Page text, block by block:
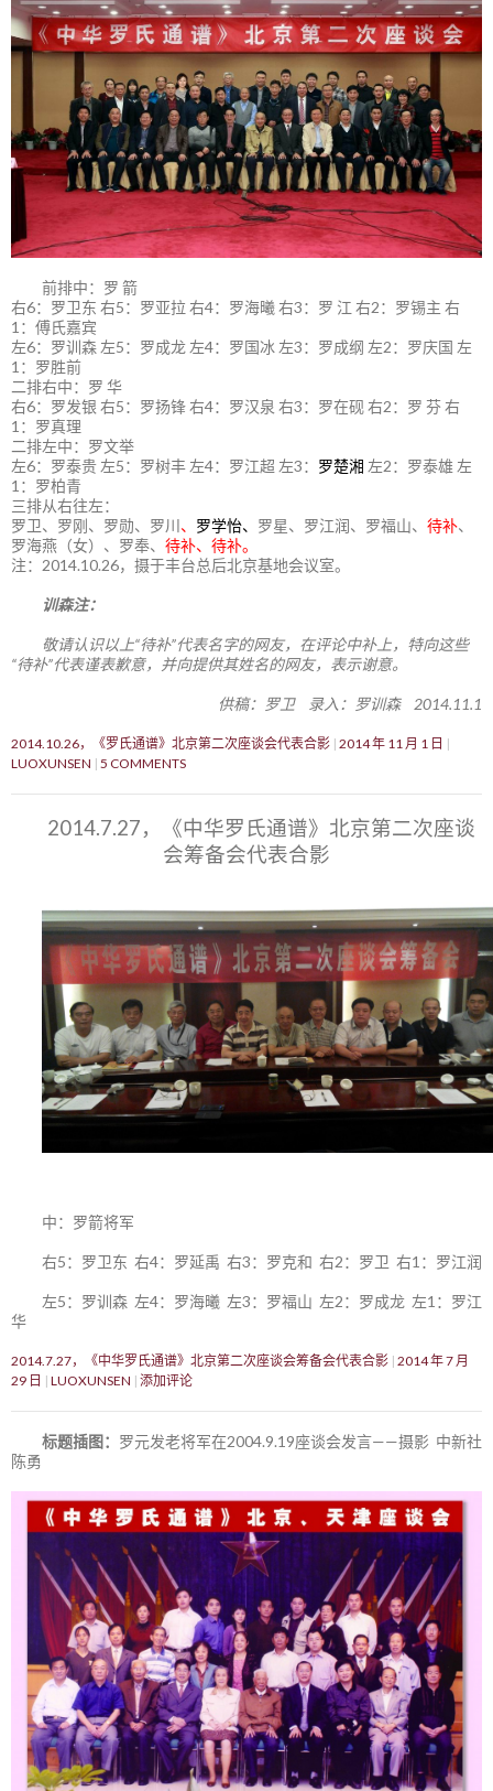
前排中：罗 箭
右6：罗卫东 右5：罗亚拉 右4：罗海曦 右3：罗 江 右2：罗锡主 右
1：傅氏嘉宾
左6：罗训森 左5：罗成龙 左4：罗国冰 左3：罗成纲 左2：罗庆国 左
1：罗胜前
二排右中：罗 华
右6：罗发银 右5：罗扬锋 右4：罗汉泉 右3：罗在砚 右2：罗 芬 右
1：罗真理
二排左中：罗文举
左6：罗泰贵 左5：罗树丰 左4：罗江超 左3： 罗楚湘 左2：罗泰雄 左
1：罗柏青
三排从右往左：
罗卫、罗刚、罗勋、罗川 、 罗学怡、 罗星、罗江润、罗福山、 待补、
罗海燕（女）、罗奉、 待补、待补。
注：2014.10.26，摄于丰台总后北京基地会议室。
训森注：
敬请认识以上“待补”代表名字的网友，在评论中补上，特向这些
“待补”代表谨表歉意，并向提供其姓名的网友，表示谢意。
供稿：罗卫 录入：罗训森 2014.11.1
2014.10.26，《罗氏通谱》北京第二次座谈会代表合影 2014 年 11 月 1 日
LUOXUNSEN 5 COMMENTS
2014.7.27，《中华罗氏通谱》北京第二次座谈
会筹备会代表合影
中：罗箭将军
右5：罗卫东 右4：罗延禹 右3：罗克和 右2：罗卫 右1：罗江润
左5：罗训森 左4：罗海曦 左3：罗福山 左2：罗成龙 左1：罗江
华
2014.7.27，《中华罗氏通谱》北京第二次座谈会筹备会代表合影 2014 年 7 月
29 日
LUOXUNSEN 添加评论
标题插图： 罗元发老将军在2004.9.19座谈会发言——摄影 中新社
陈勇